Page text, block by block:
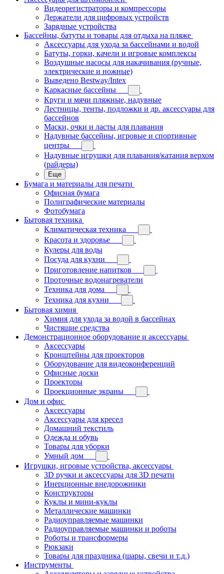
Видеорегистраторы и компрессоры
Держатели для цифровых устройств
Зарядные устройства
Бассейны, батуты и товары для отдыха на пляже
Аксессуары для ухода за бассейнами и водой
Батуты, горки, качели и игровые комплексы
Воздушные насосы для накачивания (ручные,
электрические и ножные)
Выведено Bestway/Intex
Каркасные бассейны
Круги и мячи пляжные, надувные
Лестницы, тенты, подложки и др. аксессуары для
бассейнов
Маски, очки и ласты для плавания
Надувные бассейны, игровые и спортивные
центры
Надувные игрушки для плавания/катания верхом
(райдеры)
Еще
Бумага и материалы для печати
Офисная бумага
Полиграфические материалы
Фотобумага
Бытовая техника
Климатическая техника
Красота и здоровье
Кулеры для воды
Посуда для кухни
Приготовление напитков
Проточные водонагреватели
Техника для дома
Техника для кухни
Бытовая химия
Химия для ухода за водой в бассейнах
Чистящие средства
Демонстрационное оборудование и аксессуары
Аксессуары
Кронштейны для проекторов
Оборудование для видеоконференций
Офисные доски
Проекторы
Проекционные экраны
Дом и офис
Аксессуары
Аксессуары для кресел
Домашний текстиль
Одежда и обувь
Товары для уборки
Умный дом
Игрушки, игровые устройства, аксессуары
3D ручки и аксессуары для 3D печати
Инерционные внедорожники
Конструкторы
Куклы и мини-куклы
Металлические машинки
Радиоуправляемые машинки
Радиоуправляемые машинки и роботы
Роботы и трансформеры
Рюкзаки
Товары для праздника (шары, свечи и т.д.)
Инструменты